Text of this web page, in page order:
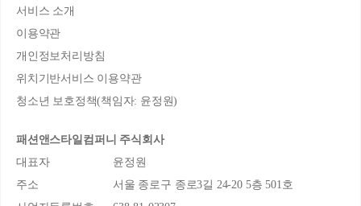
서비스 소개
이용약관
개인정보처리방침
위치기반서비스 이용약관
청소년 보호정책(책임자: 윤정원)
패션앤스타일컴퍼니 주식회사
대표자
윤정원
주소
서울 종로구 종로3길 24-20 5층 501호